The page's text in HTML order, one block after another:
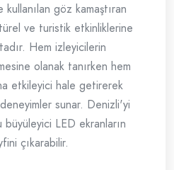
göz kamaştıran
ve turistik etkinliklerine
Hem izleyicilerin
olanak tanırken hem
etkileyici hale getirerek
sunar. Denizli'yi
LED ekranların
çıkarabilir.